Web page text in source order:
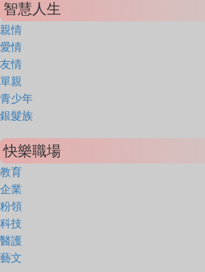
智慧人生
親情
愛情
友情
單親
青少年
銀髮族
快樂職場
教育
企業
粉領
科技
醫護
藝文